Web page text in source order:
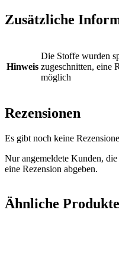
Zusätzliche
Hinweis
Die Stoffe wurden
zugeschnitten, eine
möglich
Rezensionen
Es gibt noch keine
Nur angemeldete Kunden,
eine Rezension abgeben.
Ähnliche Produkte